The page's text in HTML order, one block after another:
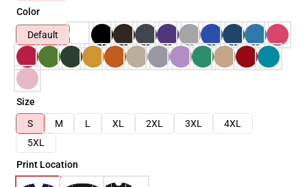
Color
Default
Size
S
M L XL 2XL 3XL
4XL
5XL
Print Location